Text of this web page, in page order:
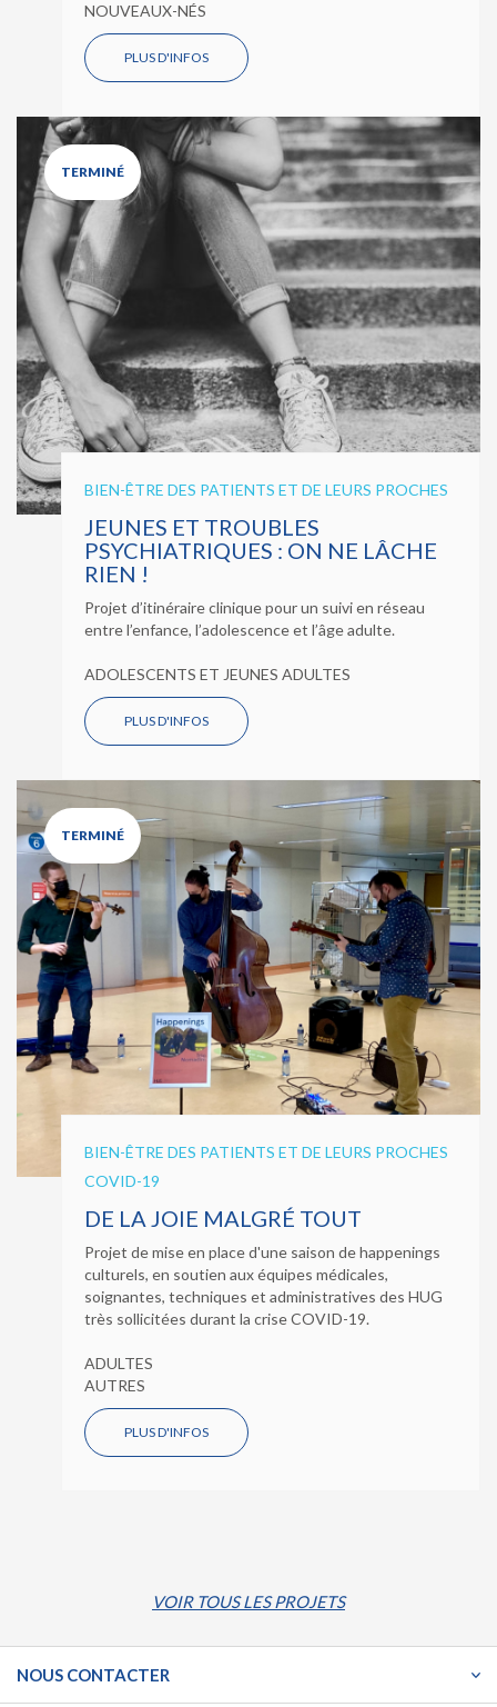
NOUVEAUX-NÉS
PLUS D'INFOS
TERMINÉ
BIEN-ÊTRE DES PATIENTS ET DE LEURS PROCHES
JEUNES ET TROUBLES
PSYCHIATRIQUES : ON NE LÂCHE
RIEN !
Projet d’itinéraire clinique pour un suivi en réseau
entre l’enfance, l’adolescence et l’âge adulte.
ADOLESCENTS ET JEUNES ADULTES
PLUS D'INFOS
TERMINÉ
BIEN-ÊTRE DES PATIENTS ET DE LEURS PROCHES
COVID-19
DE LA JOIE MALGRÉ TOUT
Projet de mise en place d'une saison de happenings
culturels, en soutien aux équipes médicales,
soignantes, techniques et administratives des HUG
très sollicitées durant la crise COVID-19.
ADULTES
AUTRES
PLUS D'INFOS
VOIR TOUS LES PROJETS
NOUS CONTACTER